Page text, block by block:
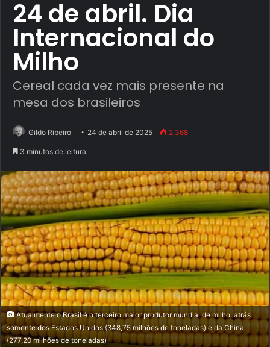
24 de abril. Dia
Internacional do
Milho
Cereal cada vez mais presente na
mesa dos brasileiros
Gildo Ribeiro 24 de abril de 2025 2.368
3 minutos de leitura
Atualmente o Brasil é o terceiro maior produtor mundial de milho, atrás
somente dos Estados Unidos (348,75 milhões de toneladas) e da China
(277,20 milhões de toneladas)